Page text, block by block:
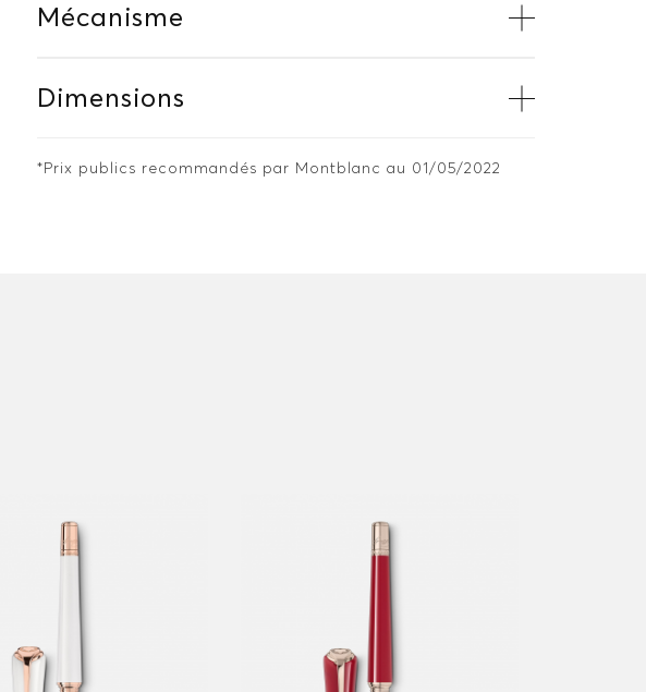
Mécanisme
Dimensions
*Prix publics recommandés par Montblanc au 01/05/2022